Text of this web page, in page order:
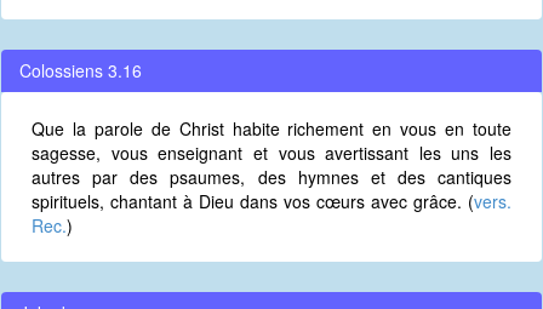
Colossiens 3.16
Que la parole de Christ habite richement en vous en toute
sagesse, vous enseignant et vous avertissant les uns les
autres par des psaumes, des hymnes et des cantiques
spirituels, chantant à Dieu dans vos cœurs avec grâce. (vers.
Rec.)